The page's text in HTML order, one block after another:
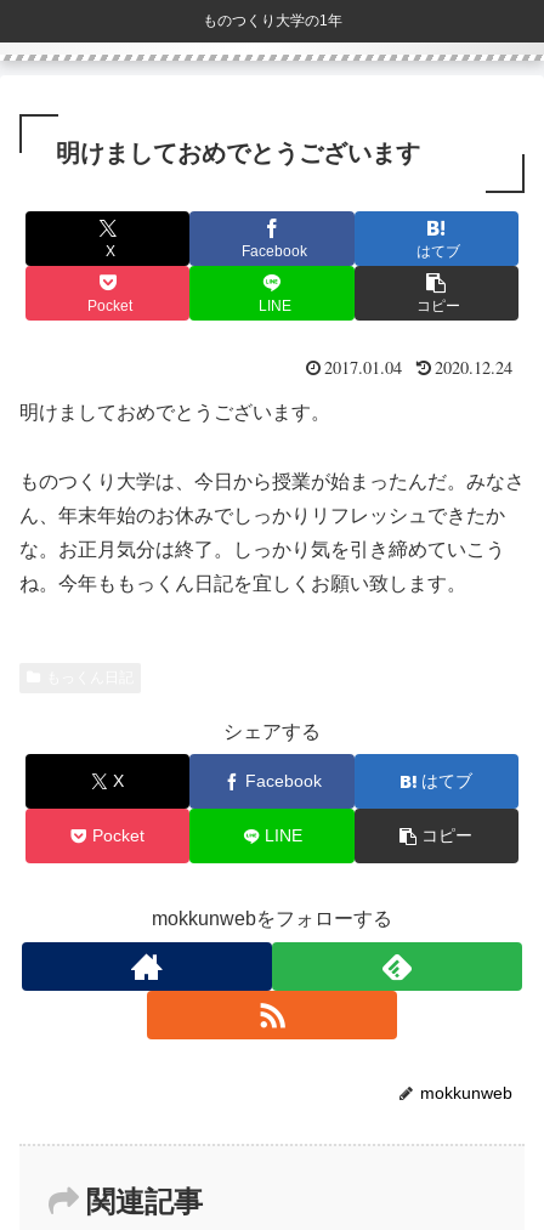
ものつくり大学の1年
明けましておめでとうございます
X Facebook はてブ
Pocket LINE コピー
2017.01.04 2020.12.24
明けましておめでとうございます。
ものつくり大学は、今日から授業が始まったんだ。みなさ
ん、年末年始のお休みでしっかりリフレッシュできたか
な。お正月気分は終了。しっかり気を引き締めていこう
ね。今年ももっくん日記を宜しくお願い致します。
シェアする
X Facebook はてブ
Pocket LINE コピー
mokkunwebをフォローする
mokkunweb
関連記事